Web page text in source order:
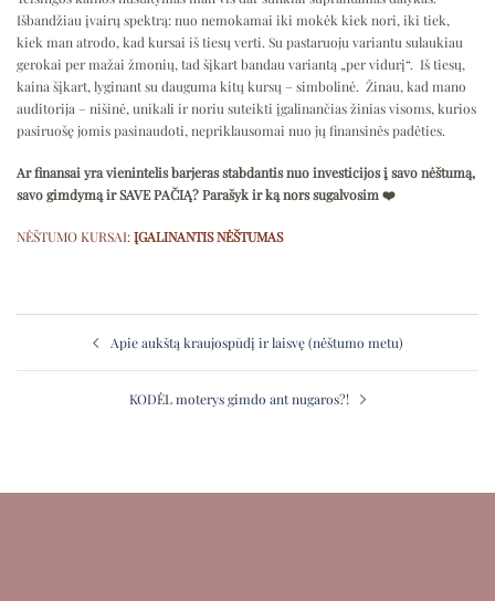
Išbandžiau įvairų spektrą: nuo nemokamai iki mokėk kiek nori, iki tiek,
kiek man atrodo, kad kursai iš tiesų verti. Su pastaruoju variantu sulaukiau
gerokai per mažai žmonių, tad šįkart bandau variantą „per vidurį“. Iš tiesų,
kaina šįkart, lyginant su dauguma kitų kursų – simbolinė. Žinau, kad mano
auditorija – nišinė, unikali ir noriu suteikti įgalinančias žinias visoms, kurios
pasiruošę jomis pasinaudoti, nepriklausomai nuo jų finansinės padėties.
Ar finansai yra vienintelis barjeras stabdantis nuo investicijos į savo nėštumą,
savo gimdymą ir SAVE PAČIĄ? Parašyk ir ką nors sugalvosim ❤️
NĖŠTUMO KURSAI:ĮGALINANTIS NĖŠTUMAS
Post
Apie aukštą kraujospūdį ir laisvę (nėštumo metu)
KODĖL moterys gimdo ant nugaros?!